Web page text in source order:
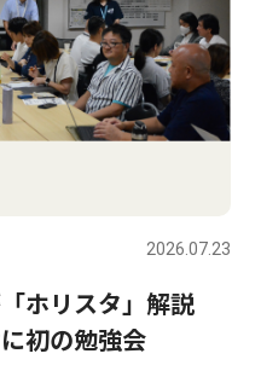
2026.07.23
ホリスタ」解説
初の勉強会